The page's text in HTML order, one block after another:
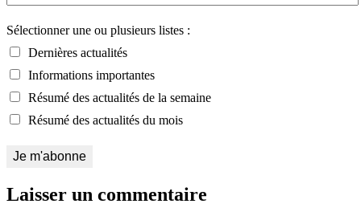
Sélectionner une ou plusieurs listes :
Dernières actualités
Informations importantes
Résumé des actualités de la semaine
Résumé des actualités du mois
Laisser un commentaire